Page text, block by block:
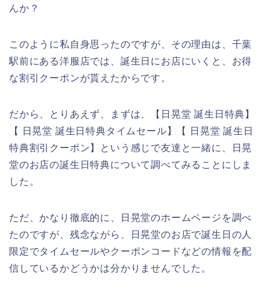
んか？
このように私自身思ったのですが、その理由は、千葉
駅前にある洋服店では、誕生日にお店にいくと、お得
な割引クーポンが貰えたからです。
だから、とりあえず、まずは、【日晃堂 誕生日特典】
【 日晃堂 誕生日特典タイムセール】【 日晃堂 誕生日
特典割引クーポン】という感じで友達と一緒に、日晃
堂のお店の誕生日特典について調べてみることにしま
した。
ただ、かなり徹底的に、日晃堂のホームページを調べ
たのですが、残念ながら、日晃堂のお店で誕生日の人
限定でタイムセールやクーポンコードなどの情報を配
信しているかどうかは分かりませんでした。